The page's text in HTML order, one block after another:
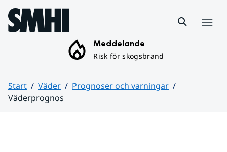
Hoppa till sidans innehåll
Meddelande
Risk för skogsbrand
Start Väder
Prognoser och varningar
Väderprognos